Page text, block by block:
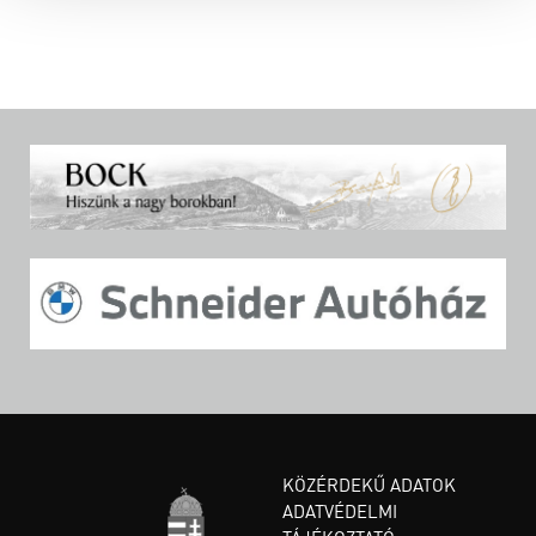
KÖZÉRDEKŰ ADATOK
ADATVÉDELMI